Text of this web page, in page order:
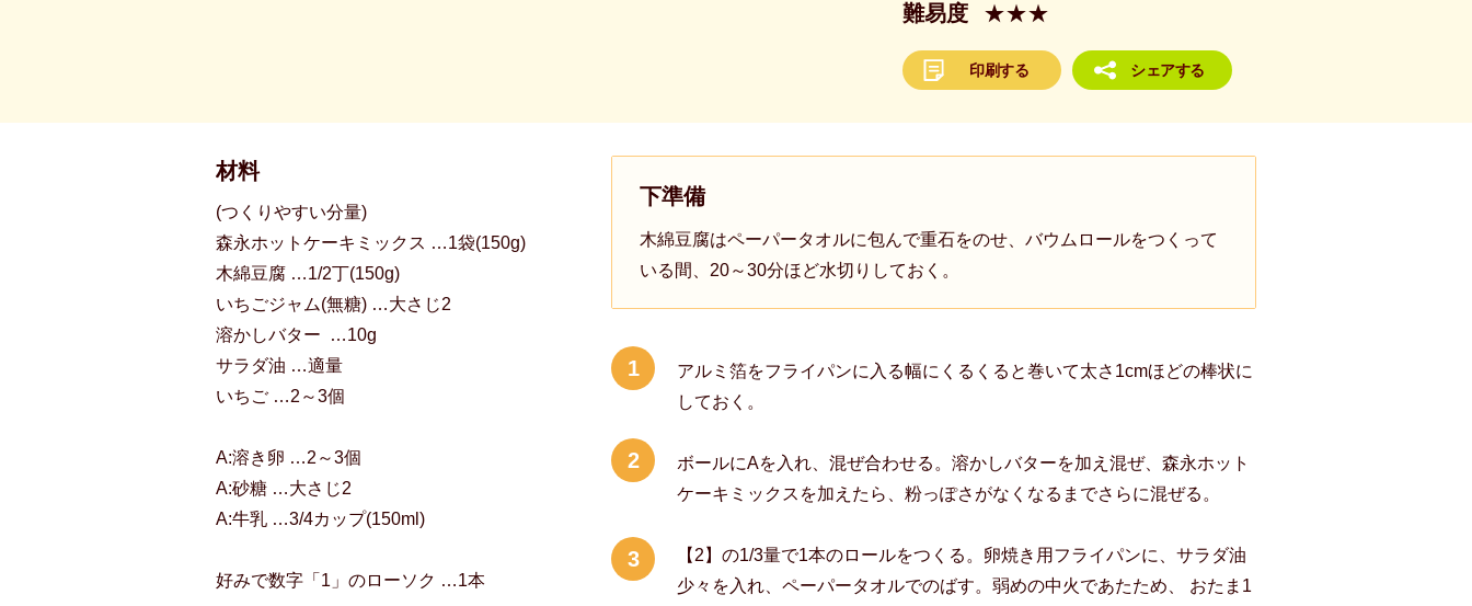
難易度 ★★★
印刷する シェアする
材料
(つくりやすい分量)
森永ホットケーキミックス …1袋(150g)
木綿豆腐 …1/2丁(150g)
いちごジャム(無糖) …大さじ2
溶かしバター …10g
サラダ油 …適量
いちご …2～3個
A:溶き卵 …2～3個
A:砂糖 …大さじ2
A:牛乳 …3/4カップ(150ml)
好みで数字「1」のローソク …1本
下準備
木綿豆腐はペーパータオルに包んで重石をのせ、バウムロールをつくって
いる間、20～30分ほど水切りしておく。
1
アルミ箔をフライパンに入る幅にくるくると巻いて太さ1cmほどの棒状に
しておく。
2
ボールにAを入れ、混ぜ合わせる。溶かしバターを加え混ぜ、森永ホット
ケーキミックスを加えたら、粉っぽさがなくなるまでさらに混ぜる。
3
【2】の1/3量で1本のロールをつくる。卵焼き用フライパンに、サラダ油
少々を入れ、ペーパータオルでのばす。弱めの中火であたため、 おたま1